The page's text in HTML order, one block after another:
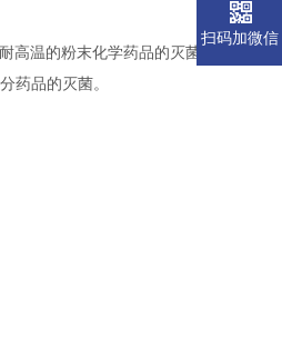
高温的粉末化学药品的灭菌，也适用
药品的灭菌。
扫码加微信